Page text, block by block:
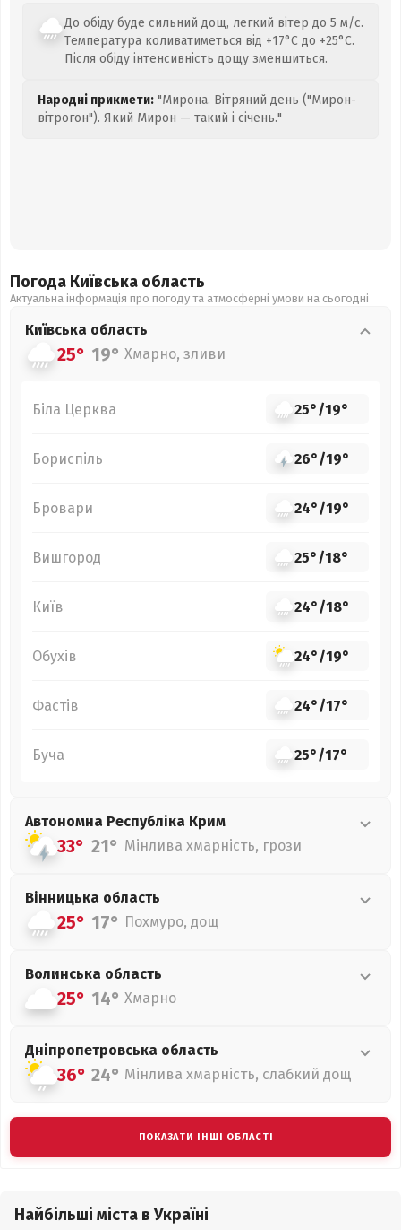
До обіду буде сильний дощ, легкий вітер до 5 м/с.
Температура коливатиметься від +17°C до +25°C.
Після обіду інтенсивність дощу зменшиться.
Народні прикмети: "Мирона. Вітряний день ("Мирон-
вітрогон"). Який Мирон — такий і січень."
Погода Київська область
Актуальна інформація про погоду та атмосферні умови на сьогодні
Київська область
25° 19° Хмарно, зливи
Біла Церква 25°/19°
Бориспіль 26°/19°
Бровари 24°/19°
Вишгород 25°/18°
Київ 24°/18°
Обухів 24°/19°
Фастів 24°/17°
Буча 25°/17°
Автономна Республіка Крим
33° 21° Мінлива хмарність, грози
Вінницька область
25° 17° Похмуро, дощ
Волинська область
25° 14° Хмарно
Дніпропетровська область
36° 24° Мінлива хмарність, слабкий дощ
ПОКАЗАТИ ІНШІ ОБЛАСТІ
Найбільші міста в Україні